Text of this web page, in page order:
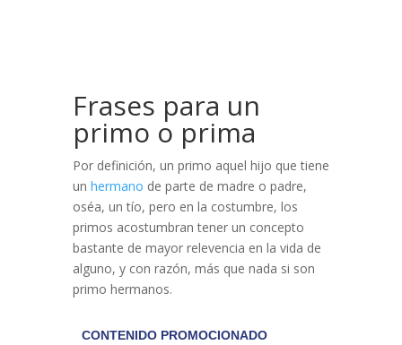
Frases para un
primo o prima
Por definición, un primo aquel hijo que tiene
un hermano de parte de madre o padre,
oséa, un tío, pero en la costumbre, los
primos acostumbran tener un concepto
bastante de mayor relevencia en la vida de
alguno, y con razón, más que nada si son
primo hermanos.